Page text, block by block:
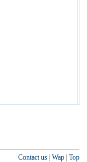
Contact us| Wap| Top